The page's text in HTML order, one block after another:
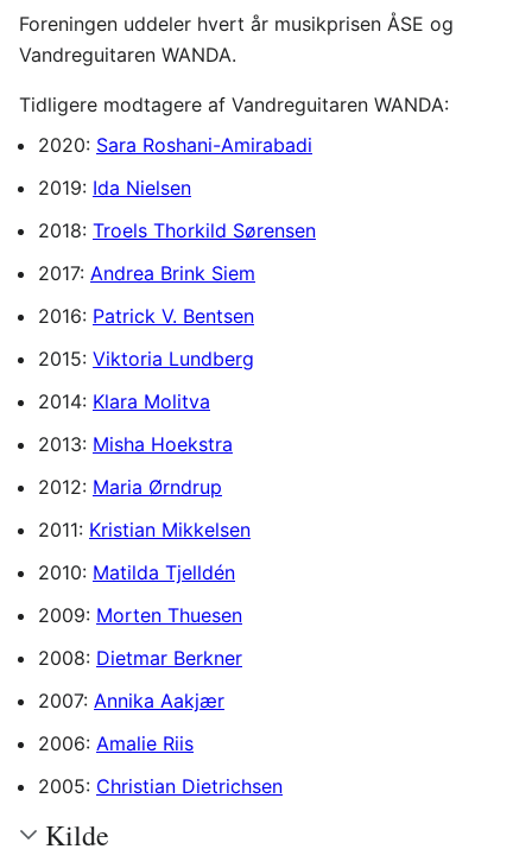
Foreningen uddeler hvert år musikprisen ÅSE og
Vandreguitaren WANDA.
Tidligere modtagere af Vandreguitaren WANDA:
2020: Sara Roshani-Amirabadi
2019: Ida Nielsen
2018: Troels Thorkild Sørensen
2017: Andrea Brink Siem
2016: Patrick V. Bentsen
2015: Viktoria Lundberg
2014: Klara Molitva
2013: Misha Hoekstra
2012: Maria Ørndrup
2011: Kristian Mikkelsen
2010: Matilda Tjelldén
2009: Morten Thuesen
2008: Dietmar Berkner
2007: Annika Aakjær
2006: Amalie Riis
2005: Christian Dietrichsen
Kilde